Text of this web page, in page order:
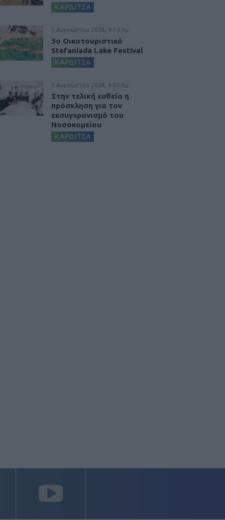
ΚΑΡΔΙΤΣΑ
5 Αυγούστου 2026, 9:14 πμ
3ο Οικοτουριστικό
Stefaniada Lake Festival
ΚΑΡΔΙΤΣΑ
5 Αυγούστου 2026, 9:05 πμ
Στην τελική ευθεία η
πρόσκληση για τον
εκσυγχρονισμό του
Νοσοκομείου
ΚΑΡΔΙΤΣΑ